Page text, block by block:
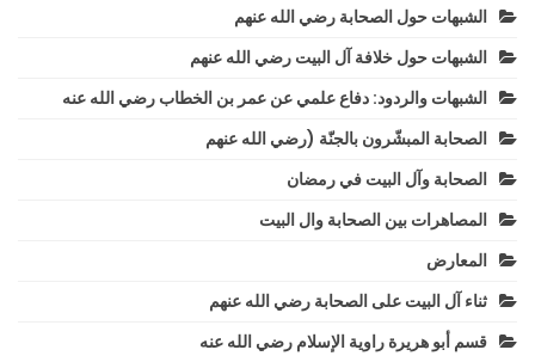
الشبهات حول الصحابة رضي الله عنهم
الشبهات حول خلافة آل البيت رضي الله عنهم
الشبهات والردود: دفاع علمي عن عمر بن الخطاب رضي الله عنه
الصحابة المبشّرون بالجنّة (رضي الله عنهم
الصحابة وآل البيت في رمضان
المصاهرات بين الصحابة وال البيت
المعارض
ثناء آل البيت على الصحابة رضي الله عنهم
قسم أبو هريرة راوية الإسلام رضي الله عنه